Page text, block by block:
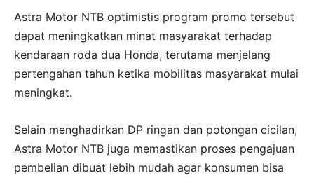
Astra Motor NTB optimistis program promo tersebut
dapat meningkatkan minat masyarakat terhadap
kendaraan roda dua Honda, terutama menjelang
pertengahan tahun ketika mobilitas masyarakat mulai
meningkat.
Selain menghadirkan DP ringan dan potongan cicilan,
Astra Motor NTB juga memastikan proses pengajuan
pembelian dibuat lebih mudah agar konsumen bisa